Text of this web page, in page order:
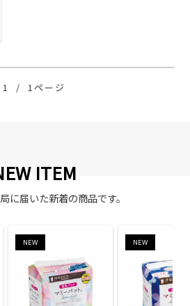
1 / 1ページ
ITEM
に届いた新着の商品です。
NEW NEW